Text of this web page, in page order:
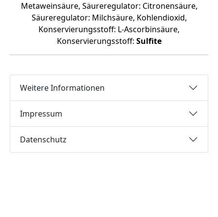
Metaweinsäure, Säureregulator: Citronensäure,
Säureregulator: Milchsäure, Kohlendioxid,
Konservierungsstoff: L-Ascorbinsäure,
Konservierungsstoff: Sulfite
Weitere Informationen
Impressum
Datenschutz